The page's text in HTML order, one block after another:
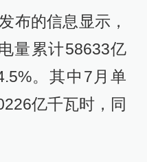
布的信息显示，
量累计58633亿
。其中7月单
亿千瓦时，同